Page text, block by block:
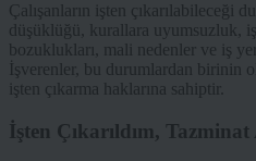
Çalışanların işten çıkarılabileceği
düşüklüğü, kurallara uyumsuzluk,
bozuklukları, mali nedenler ve iş
İşverenler, bu durumlardan birinin
işten çıkarma haklarına sahiptir.
İşten Çıkarıldım, Tazminat